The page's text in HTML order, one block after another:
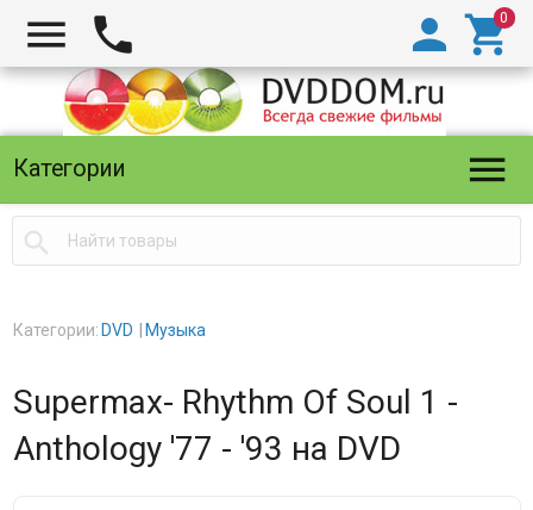
  

Категории 

Категории: DVD Музыка
Supermax- Rhythm Of Soul 1 -
Anthology '77 - '93 на DVD